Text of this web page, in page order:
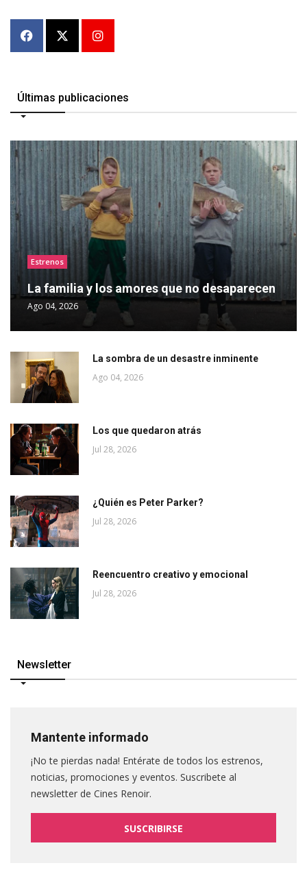
Últimas publicaciones
Estrenos
La familia y los amores que no desaparecen
Ago 04, 2026
La sombra de un desastre inminente
Ago 04, 2026
Los que quedaron atrás
Jul 28, 2026
¿Quién es Peter Parker?
Jul 28, 2026
Reencuentro creativo y emocional
Jul 28, 2026
Newsletter
Mantente informado
¡No te pierdas nada! Entérate de todos los estrenos,
noticias, promociones y eventos. Suscribete al
newsletter de Cines Renoir.
SUSCRIBIRSE